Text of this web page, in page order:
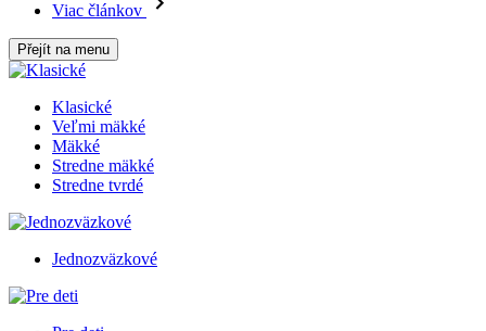
Viac článkov
Přejít na menu
Klasické
Veľmi mäkké
Mäkké
Stredne mäkké
Stredne tvrdé
Jednozväzkové